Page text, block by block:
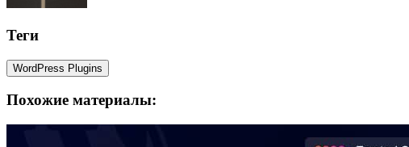
Теги
WordPress Plugins
Похожие материалы: